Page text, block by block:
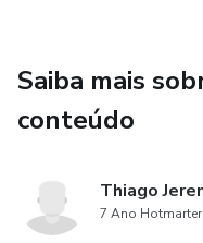
Saiba mais
conteúdo
Thiago
7 Ano Hotmarter